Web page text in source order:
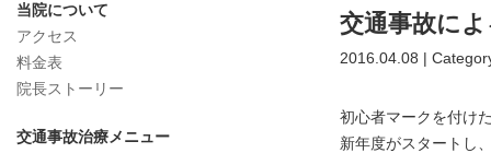
交通事故に
2016.04.08 |
初心者マークを付け
新年度がスタートし
当院について
アクセス
料金表
院長ストーリー
交通事故治療メニュー